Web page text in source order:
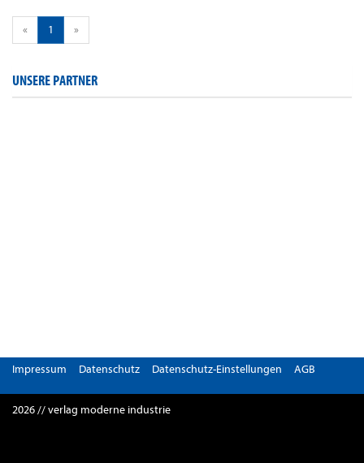
« 1 »
UNSERE PARTNER
Impressum Datenschutz Datenschutz-Einstellungen AGB
2026 // verlag moderne industrie